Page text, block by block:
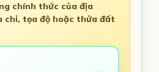
chính thức của địa
chỉ, tọa độ hoặc thửa đất